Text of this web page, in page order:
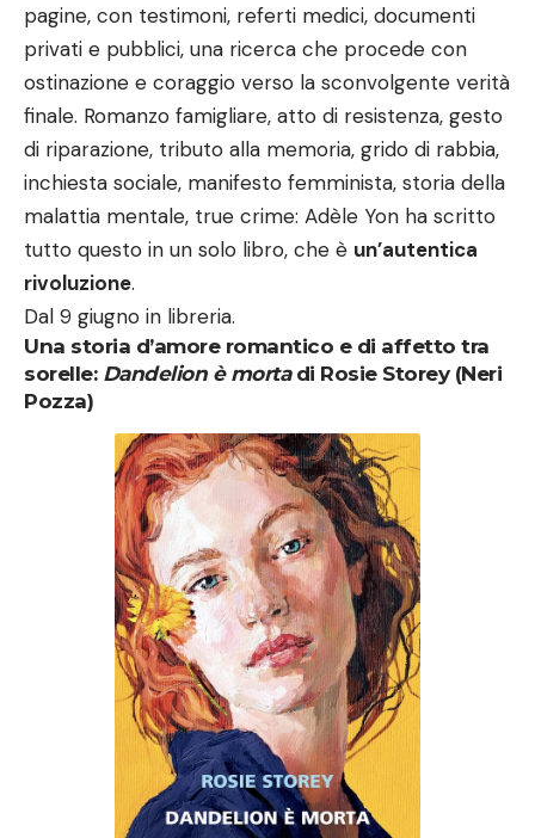
pagine, con testimoni, referti medici, documenti
privati e pubblici, una ricerca che procede con
ostinazione e coraggio verso la sconvolgente verità
finale. Romanzo famigliare, atto di resistenza, gesto
di riparazione, tributo alla memoria, grido di rabbia,
inchiesta sociale, manifesto femminista, storia della
malattia mentale, true crime: Adèle Yon ha scritto
tutto questo in un solo libro, che è un’autentica
rivoluzione.
Dal 9 giugno in libreria.
Una storia d’amore romantico e di affetto tra
sorelle: Dandelion è morta di Rosie Storey (Neri
Pozza)